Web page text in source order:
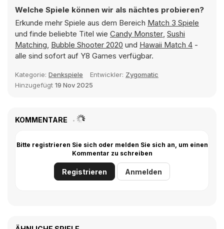
Welche Spiele können wir als nächtes probieren?
Erkunde mehr Spiele aus dem Bereich Match 3 Spiele
und finde beliebte Titel wie Candy Monster, Sushi
Matching, Bubble Shooter 2020 und Hawaii Match 4 -
alle sind sofort auf Y8 Games verfügbar.
Kategorie: Denkspiele Entwickler: Zygomatic
Hinzugefügt 19 Nov 2025
KOMMENTARE
Bitte registrieren Sie sich oder melden Sie sich an, um einen
Kommentar zu schreiben
Registrieren Anmelden